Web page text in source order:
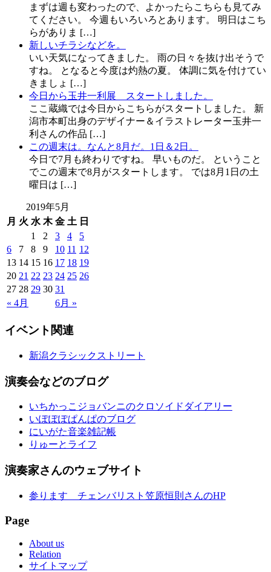
まずは週も変わったので、よかったらこちらも見てみ
てください。 今週もいろいろとあります。 明日はこち
らがありま […]
新しいチラシなどを。
いい天気になってきました。 雨の日々を抜け出そうで
すね。 となると今度は灼熱の夏。 体調に気を付けてい
きましょ […]
今日から玉井一利展 スタートしました。
ここ蔵織では今日からこちらがスタートしました。 新
潟市本町出身のデザイナー＆イラストレーター玉井一
利さんの作品 […]
この週末は。なんと8月だ。1日＆2日。
今日で7月も終わりですね。 早いものだ。 ということ
でこの週末で8月がスタートします。 では8月1日の土
曜日は […]
2019年5月
月 火 水 木 金 土 日
« 4月 6月 »
1 2 3 4
5
6
7 8 9 10 11 12
13 14 15 16 17 18 19
20 21 22 23 24 25 26
27 28 29 30 31
イベント関連
新潟クラシックストリート
演奏会などのブログ
いちかっこジョバンニのクロソイドダイアリー
いぽぽぽぱんぱのブログ
にいがた音楽雑記帳
りゅーとライフ
演奏家さんのウェブサイト
参ります チェンバリスト笠原恒則さんのHP
Page
About us
Relation
サイトマップ